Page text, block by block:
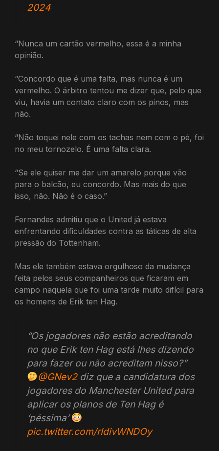
2024
“Nunca um cartão vermelho, essa é a minha
opinião.
“Concordo que é uma falta, mas nunca é um
vermelho. O árbitro tentou me dizer que, pelo que
viu, havia um contato claro com os pinos, mas
não.
“Não toquei nele com os tachas nem com o pé, foi
no meu tornozelo. É uma falta clara.
“Se ele quiser me dar um amarelo porque vão
para o balcão, eu concordo. Mas mais do que
isso, não. Não é o caso.”
Fernandes admitiu que o United já estava
enfrentando dificuldades contra as táticas de alta
pressão do Tottenham.
Mas ele também estava orgulhoso da mudança
feita pelos seus companheiros que ficaram em
campo naquela que foi uma tarde muito difícil para
os homens de Erik ten Hag.
“Os jogadores não estão acreditando
no que Erik ten Hag está lhes dizendo
para fazer ou não acreditam nisso?”
@GNev2diz que a candidatura dos
jogadores do Manchester United para
aplicar os planos de Ten Hag é
‘péssima’
pic.twitter.com/rIdivWNDOy